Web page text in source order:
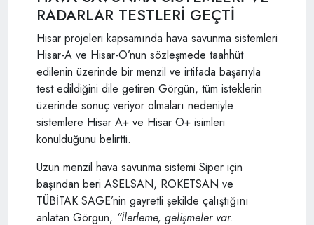
RADARLAR TESTLERİ GEÇTİ
Hisar projeleri kapsamında hava savunma sistemleri
Hisar-A ve Hisar-O’nun sözleşmede taahhüt
edilenin üzerinde bir menzil ve irtifada başarıyla
test edildiğini dile getiren Görgün, tüm isteklerin
üzerinde sonuç veriyor olmaları nedeniyle
sistemlere Hisar A+ ve Hisar O+ isimleri
konulduğunu belirtti.
Uzun menzil hava savunma sistemi Siper için
başından beri ASELSAN, ROKETSAN ve
TÜBİTAK SAGE’nin gayretli şekilde çalıştığını
anlatan Görgün, “İlerleme, gelişmeler var.